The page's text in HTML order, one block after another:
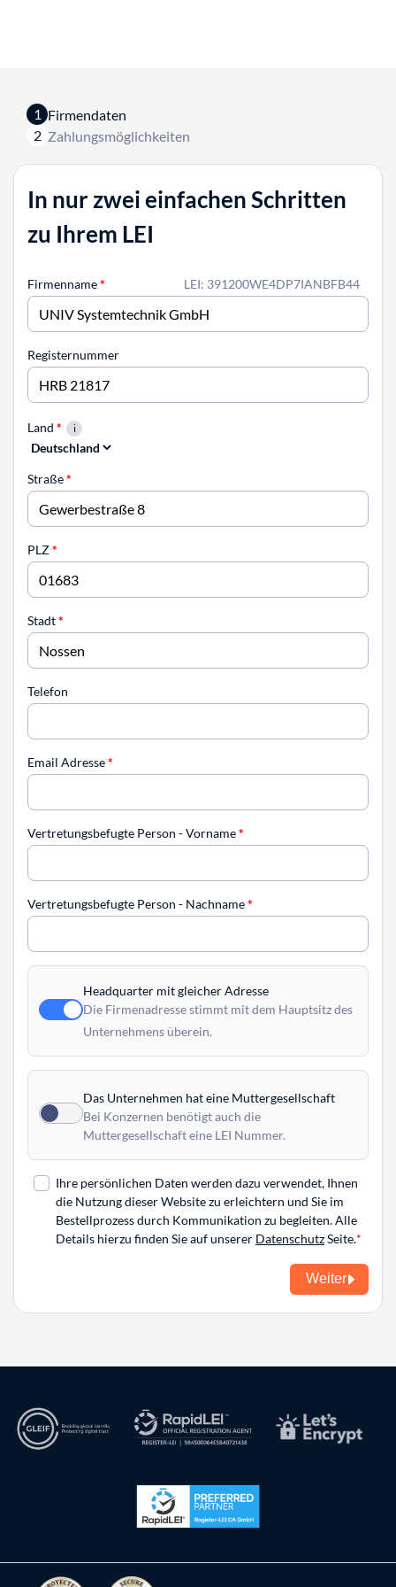
1 Firmendaten
2 Zahlungsmöglichkeiten
In nur zwei einfachen Schritten
zu Ihrem LEI
LEI: 391200WE4DP7IANBFB44
Firmenname*
Registernummer
Land *
Straße*
PLZ*
Stadt*
Telefon
Email Adresse*
Vertretungsbefugte Person - Vorname*
Vertretungsbefugte Person - Nachname*
Headquarter mit gleicher Adresse
Die Firmenadresse stimmt mit dem Hauptsitz des
Unternehmens überein.
Das Unternehmen hat eine Muttergesellschaft
Bei Konzernen benötigt auch die
Muttergesellschaft eine LEI Nummer.
Ihre persönlichen Daten werden dazu verwendet, Ihnen
die Nutzung dieser Website zu erleichtern und Sie im
Bestellprozess durch Kommunikation zu begleiten. Alle
Details hierzu finden Sie auf unserer DatenschutzSeite.
Weiter